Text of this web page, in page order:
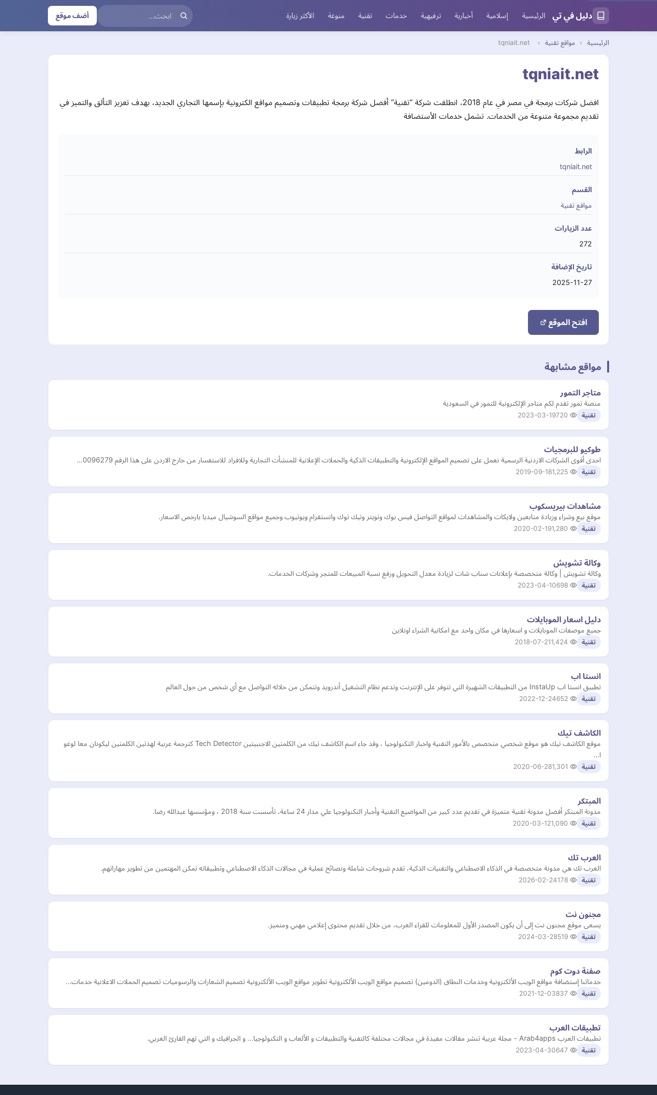
دليل في تي الرئيسية إسلامية أخبارية ترفيهية خدمات تقنية منوعة الأكثر زيارة أضف موقع
الرئيسية › مواقع تقنية ›
tqniait.net
tqniait.net
افضل شركات برمجة في مصر في عام 2018، انطلقت شركة “تقنية” أفضل شركة برمجة تطبيقات وتصميم مواقع الكترونية بإسمها التجاري الجديد، بهدف تعزيز التألق والتميز في
تقديم مجموعة متنوعة من الخدمات. تشمل خدمات الأستضافة
الرابط
tqniait.net
القسم
مواقع تقنية
عدد الزيارات
272
تاريخ الإضافة
2025-11-27
افتح الموقع
مواقع مشابهة
متاجر التمور
منصة تمور تقدم لكم متاجر الإلكترونية للتمور في السعودية
تقنية 2023-03-19
طوكيو للبرمجيات
احدى أقوى الشركات الاردنية الرسمية نعمل على تصميم المواقع الإلكترونية والتطبيقات الذكية والحملات الإعلانية للمنشأت التجارية وللافراد للاستفسار من خارج الاردن على هذا الرقم 0096279…
تقنية 2019-09-18
مشاهدات بيريسكوب
موقع بيع وشراء وزيادة متابعين ولايكات والمشاهدات لمواقع التواصل فيس بوك وتويتر وتيك توك وانستقرام ويوتيوب وجميع مواقع السوشيال ميديا بارخص الاسعار.
تقنية 2020-02-19
وكالة تشويش
وكالة تشويش | وكالة متخصصة بإعلانات سناب شات لزيادة معدل التحويل ورفع نسبة المبيعات للمتجر وشركات الخدمات.
تقنية 2023-04-10
دليل اسعار الموبايلات
جميع موصفات الموبايلات و اسعارها في مكان واحد مع امكانية الشراء اونلاين
تقنية 2018-07-21
انستا اب
تطبيق انستا اب InstaUp من التطبيقات الشهيرة التي تتوفر على الإنترنت وتدعم نظام التشغيل أندرويد وتتمكن من خلاله التواصل مع أي شخص من حول العالم
تقنية 2022-12-24
الكاشف تيك
موقع الكاشف تيك هو موقع شخصي متخصص بالأمور التقنية واخبار التكنولوجيا ، وقد جاء اسم الكاشف تيك من الكلمتين الاجنبيتين Tech Detector كترجمة عربية لهذتين الكلمتين ليكونان معا لوغو
ا…
تقنية 2020-06-28
المبتكر
مدونة المبتكر أفضل مدونة تقنية متميزة في تقديم عدد كبير من المواضيع التقنية وأخبار التكنولوجيا علي مدار 24 ساعة، تأسست سنة 2018 ، ومؤسسها عبدالله رضا.
تقنية 2020-03-12
العرب تك
العرب تك هي مدونة متخصصة في الذكاء الاصطناعي والتقنيات الذكية، تقدم شروحات شاملة ونصائح عملية في مجالات الذكاء الاصطناعي وتطبيقاته تمكن المهتمين من تطوير مهاراتهم.
تقنية 2026-02-24
مجنون نت
يسعى موقع مجنون نت إلى أن يكون المصدر الأول للمعلومات للقراء العرب، من خلال تقديم محتوى إعلامي مهني ومتميز.
تقنية 2024-03-28
صفنة دوت كوم
خدماتنا إستضافة مواقع الويب الألكترونية وخدمات النطاق (الدومين) تصميم مواقع الويب الألكترونية تطوير مواقع الويب الألكترونية تصميم الشعارات والرسوميات تصميم الحملات الاعلانية خدمات…
تقنية 2021-12-03
تطبيقات العرب
تطبيقات العرب Arab4apps - مجلة عربية تنشر مقالات مفيدة في مجالات مختلفة كالتقنية والتطبيقات و الألعاب و التكنولوجيا... و الجرافيك و التي تهم القارئ العربي.
تقنية 2023-04-30